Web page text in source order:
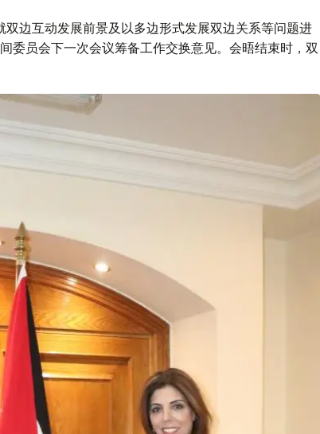
双边互动发展前景及以多边形式发展双边关系等问题进
委员会下一次会议筹备工作交换意见。会晤结束时，双